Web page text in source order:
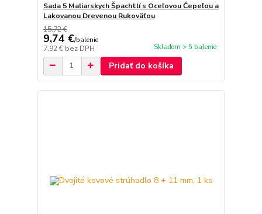
Sada 5 Maliarskych Špachtlí s Oceľovou Čepeľou a
Lakovanou Drevenou Rukoväťou
15,72 €
9,74 €/balenie
7,92 € bez DPH Skladom > 5 balenie
Pridať do košíka